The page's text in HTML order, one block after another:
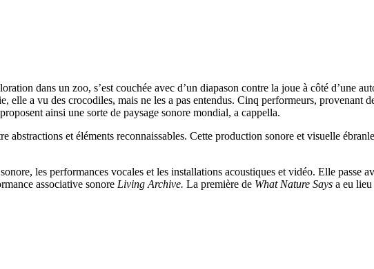
dans un zoo, s’est couchée avec d’un diapason contre la joue à côté d’une
elle a vu des crocodiles, mais ne les a pas entendus. Cinq performeurs, provenant
ainsi une sorte de paysage sonore mondial, a cappella.
abstractions et éléments reconnaissables. Cette production sonore et visuelle
les performances vocales et les installations acoustiques et vidéo. Elle passe
associative sonore Living Archive. La première de What Nature Says a eu